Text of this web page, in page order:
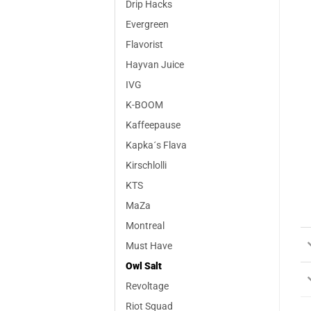
Drip Hacks
Evergreen
Flavorist
Hayvan Juice
IVG
K-BOOM
Kaffeepause
Kapka´s Flava
Kirschlolli
KTS
MaZa
Montreal
Must Have
Owl Salt
Revoltage
Riot Squad